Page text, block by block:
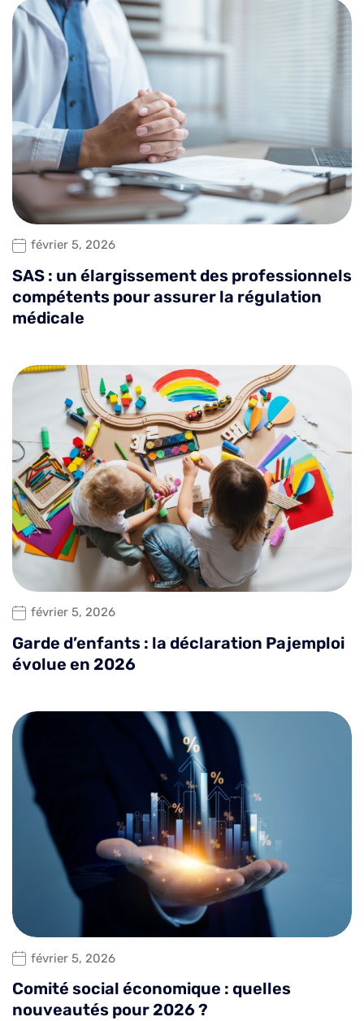
février 5, 2026
SAS : un élargissement des professionnels
compétents pour assurer la régulation
médicale
février 5, 2026
Garde d’enfants : la déclaration Pajemploi
évolue en 2026
février 5, 2026
Comité social économique : quelles
nouveautés pour 2026 ?